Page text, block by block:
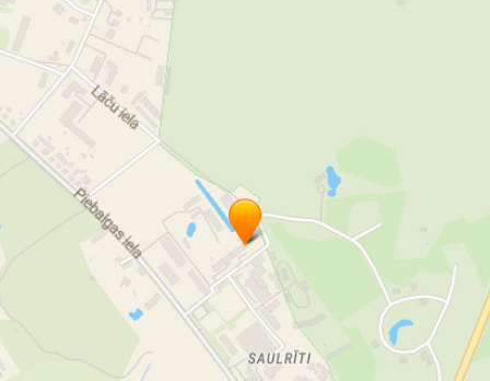
Могильные памятники в Цесисе
гранитный памятник
реставрация надгробных плит
каменные отделочные плиты
Благоустройство мест могил
озеленение по всей Латвии